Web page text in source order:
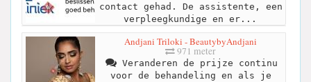
contact gehad. De assistente, een
verpleegkundige en er...
Andjani Triloki - BeautybyAndjani
971 meter
Veranderen de prijze continu
voor de behandeling en als je